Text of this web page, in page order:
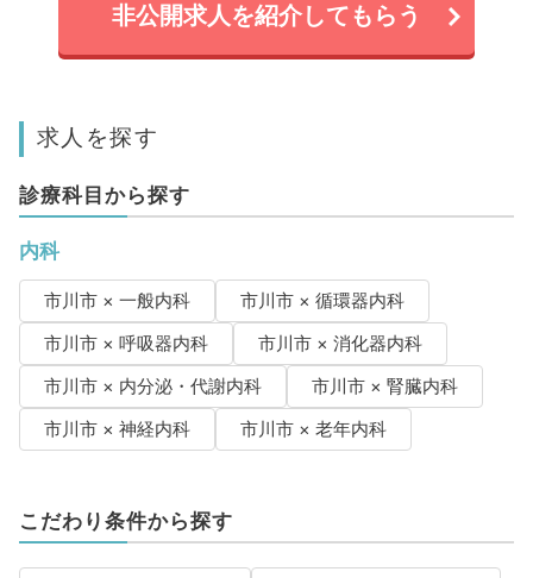
非公開求人を紹介してもらう
求人を探す
診療科目から探す
内科
市川市 × 一般内科
市川市 × 循環器内科
市川市 × 呼吸器内科
市川市 × 消化器内科
市川市 × 内分泌・代謝内科
市川市 × 腎臓内科
市川市 × 神経内科
市川市 × 老年内科
こだわり条件から探す